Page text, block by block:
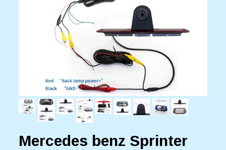
Mercedes benz Sprinter